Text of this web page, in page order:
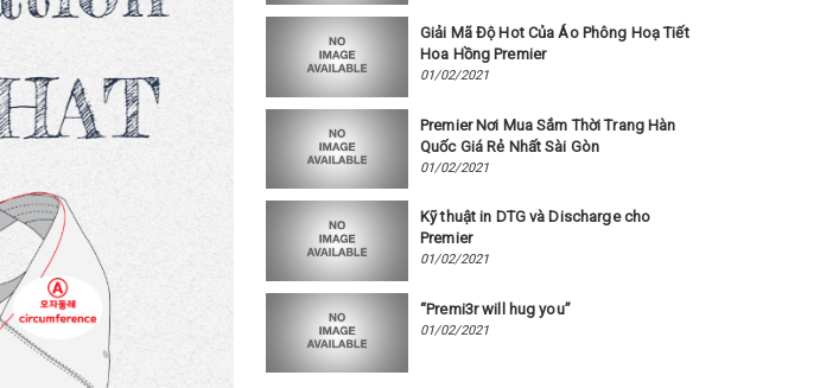
Giải Mã Độ Hot Của Áo Phông Hoạ Tiết
Hoa Hồng Premier
01/02/2021
Premier Nơi Mua Sắm Thời Trang Hàn
Quốc Giá Rẻ Nhất Sài Gòn
01/02/2021
Kỹ thuật in DTG và Discharge cho
Premier
01/02/2021
“Premi3r will hug you”
01/02/2021